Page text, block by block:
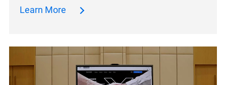
Learn More